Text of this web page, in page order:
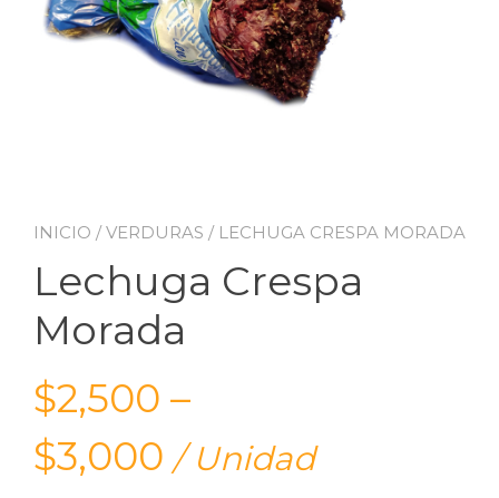
INICIO /VERDURAS / LECHUGA CRESPA MORADA
Lechuga Crespa
Morada
$2,500 –
$3,000 / Unidad